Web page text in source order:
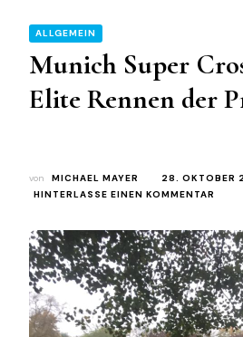
ALLGEMEIN
Munich Super
Elite Rennen der
von MICHAEL MAYER
28. OKTOBER
HINTERLASSE EINEN KOMMENTAR
–
BEIM
ELITE
DER